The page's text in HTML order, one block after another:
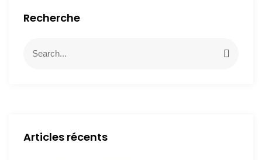
Recherche
Articles récents